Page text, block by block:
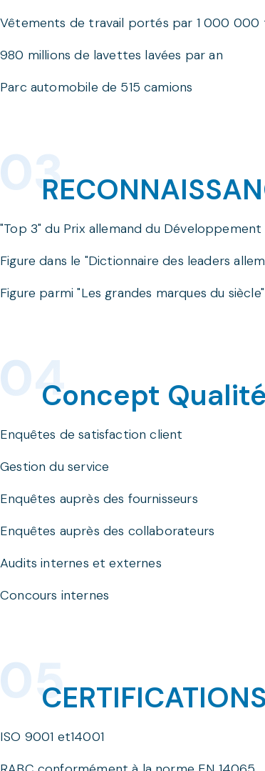
Vêtements de travail portés par 1 000 000
980 millions de lavettes lavées par an
Parc automobile de 515 camions
"Top 3" du Prix allemand du
Figure dans le "Dictionnaire des leaders
Figure parmi "Les grandes marques du siècle"
Concept Qualité
Enquêtes de satisfaction client
Gestion du service
Enquêtes auprès des fournisseurs
Enquêtes auprès des collaborateurs
Audits internes et externes
Concours internes
CERTIFICATIONS
ISO 9001 et14001